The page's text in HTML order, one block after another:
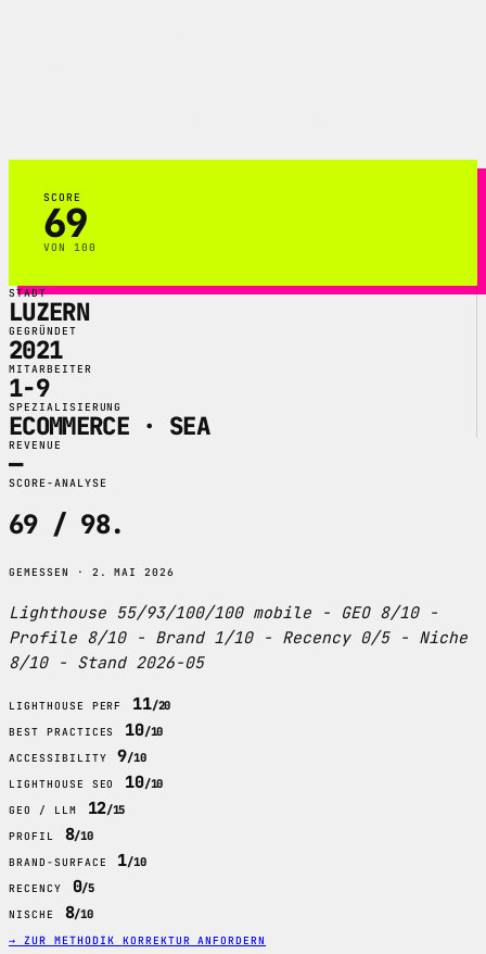
SCORE
69
VON 100
STADT
LUZERN
GEGRÜNDET
2021
MITARBEITER
1-9
SPEZIALISIERUNG
ECOMMERCE · SEA
REVENUE
—
SCORE-ANALYSE
69 / 98.
GEMESSEN · 2. MAI 2026
Lighthouse 55/93/100/100 mobile - GEO 8/10 -
Profile 8/10 - Brand 1/10 - Recency 0/5 - Niche
8/10 - Stand 2026-05
LIGHTHOUSE PERF 11/20
BEST PRACTICES 10/10
ACCESSIBILITY 9/10
LIGHTHOUSE SEO 10/10
GEO / LLM 12/15
PROFIL 8/10
BRAND-SURFACE 1/10
RECENCY 0/5
NISCHE 8/10
→ ZUR METHODIK KORREKTUR ANFORDERN